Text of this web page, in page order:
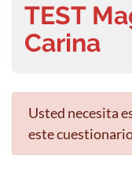
TEST
Carina
Usted necesita
este